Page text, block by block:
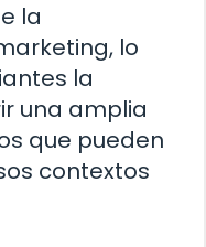
la
lo
la
una amplia
que pueden
contextos